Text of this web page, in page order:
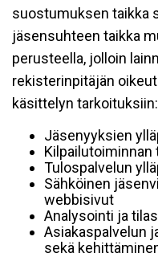
suostumuksen taikka
jäsensuhteen taikka
perusteella, jolloin
rekisterinpitäjän
käsittelyn tarkoituksiin:
Jäsenyyksien
Tulospalvelun
Sähköinen
webbisivut
Analysointi ja
Asiakaspalvelun
sekä